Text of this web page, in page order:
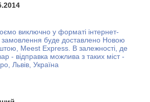
виключно у форматі інтернет-
буде доставлено Новою
Meest Express. В залежності, де
- відправка можлива з таких міст -
Львів, Україна